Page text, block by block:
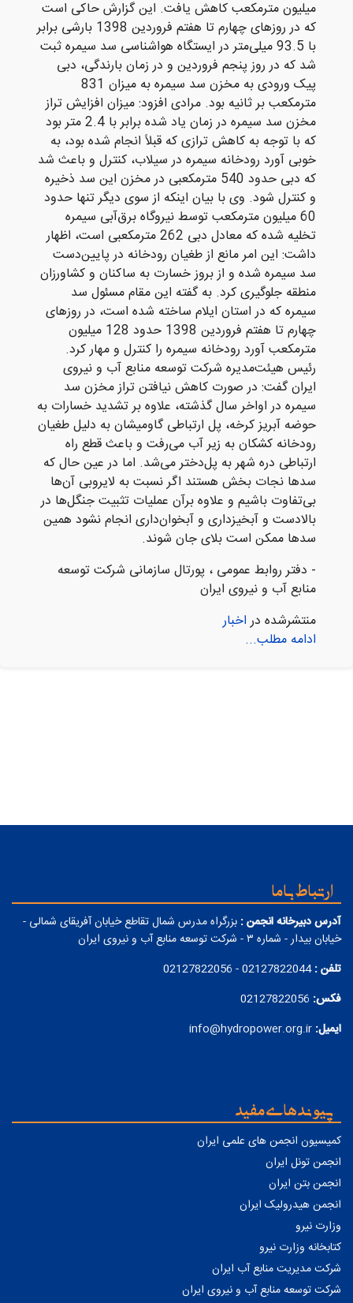
میلیون مترمکعب کاهش یافت. این گزارش حاکی است
که در روزهای چهارم تا هفتم فروردین 1398 بارشی برابر
با 93.5 میلی‌متر در ایستگاه هواشناسی سد سیمره ثبت
شد که در روز پنجم فروردین و در زمان بارندگی، دبی
پیک ورودی به مخزن سد سیمره به میزان 831
مترمکعب بر ثانیه بود. مرادی افزود: میزان افزایش تراز
مخزن سد سیمره در زمان یاد شده برابر با 2.4 متر بود
که با توجه به کاهش ترازی که قبلاً انجام شده بود، به
خوبی آورد رودخانه سیمره در سیلاب، کنترل و باعث شد
که دبی حدود 540 مترمکعبی در مخزن این سد ذخیره
و کنترل شود. وی با بیان اینکه از سوی دیگر تنها حدود
60 میلیون مترمکعب توسط نیروگاه برق‌آبی سیمره
تخلیه شده که معادل دبی 262 مترمکعبی است، اظهار
داشت: این امر مانع از طغیان رودخانه در پایین‌دست
سد سیمره شده و از بروز خسارت به ساکنان و کشاورزان
منطقه جلوگیری کرد. به گفته این مقام مسئول سد
سیمره که در استان ایلام ساخته شده است، در روزهای
چهارم تا هفتم فروردین 1398 حدود 128 میلیون
مترمکعب آورد رودخانه سیمره را کنترل و مهار کرد.
رئیس هیئت‌مدیره شرکت توسعه منابع آب و نیروی
ایران گفت: در صورت کاهش نیافتن تراز مخزن سد
سیمره در اواخر سال گذشته، علاوه بر تشدید خسارات به
حوضه آبریز کرخه، پل ارتباطی گاومیشان به دلیل طغیان
رودخانه کشکان به زیر آب می‌رفت و باعث قطع راه
ارتباطی دره شهر به پل‌دختر می‌شد. اما در عین حال که
سدها نجات بخش هستند اگر نسبت به لایروبی آن‌ها
بی‌تفاوت باشیم و علاوه برآن عملیات تثبیت جنگل‌ها در
بالادست و آبخیزداری و آبخوان‌داری انجام نشود همین
سدها ممکن است بلای جان شوند.​
- دفتر روابط عمومی ، پورتال سازمانی شرکت توسعه
منابع آب و نیروی ایران
منتشرشده در اخبار
ادامه مطلب...
ارتباط با ما
آدرس دبیرخانه انجمن : بزرگراه مدرس شمال تقاطع خیابان آفریقای شمالی -
خیابان بیدار - شماره ۳ - شرکت توسعه منابع آب و نیروی ایران
تلفن :02127822044 - 02127822056
فکس: 02127822056
ایمیل: info@hydropower.org.ir
پیوندهای مفید
کمیسیون انجمن های علمی ایران
انجمن تونل ایران
انجمن بتن ایران
انجمن هیدرولیک ایران
وزارت نیرو
کتابخانه وزارت نیرو
شرکت مدیریت منابع آب ایران
شرکت توسعه منابع آب و نیروی ایران